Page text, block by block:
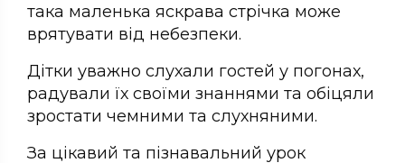
така маленька яскрава стрічка може
врятувати від небезпеки.
Дітки уважно слухали гостей у погонах,
радували їх своїми знаннями та обіцяли
зростати чемними та слухняними.
За цікавий та пізнавальний урок